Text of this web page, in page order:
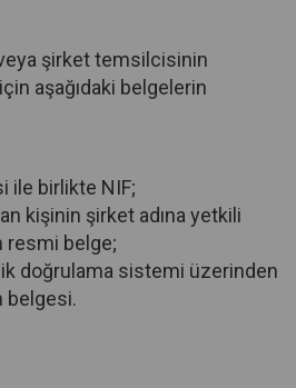
şirket temsilcisinin
aşağıdaki belgelerin
ile birlikte NIF;
kişinin şirket adına yetkili
resmi belge;
doğrulama sistemi üzerinden
belgesi.